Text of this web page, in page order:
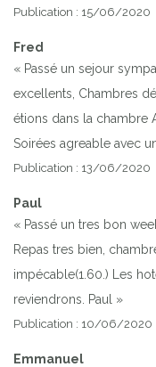
Publication : 15/06/2020
Fred
« Passé un sejour
excellents, Chambres
étions dans la chambre
Soirées agreable avec
Publication : 13/06/2020
Paul
« Passé un tres bon
Repas tres bien,
impécable(1.60.) Les
reviendrons. Paul »
Publication : 10/06/2020
Emmanuel